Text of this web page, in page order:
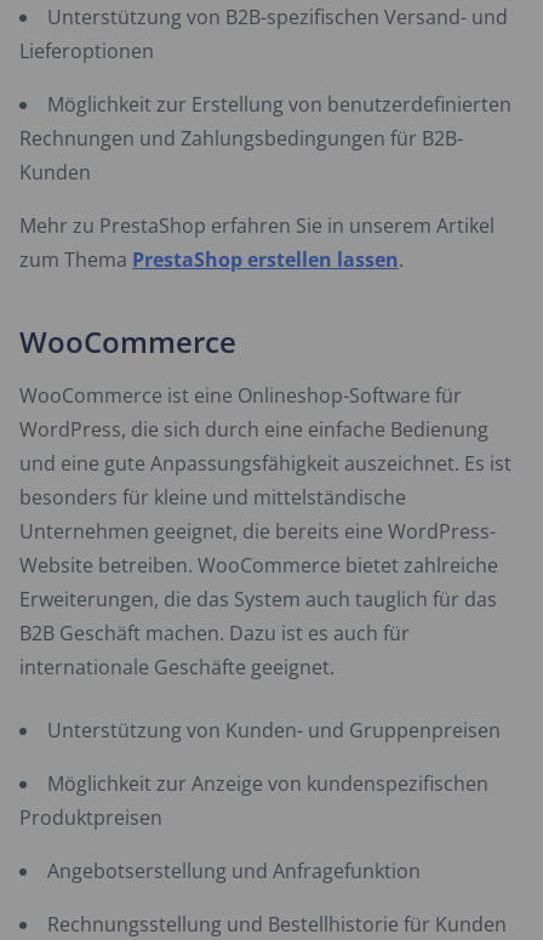
Unterstützung von B2B-spezifischen Versand- und
Lieferoptionen
Möglichkeit zur Erstellung von benutzerdefinierten
Rechnungen und Zahlungsbedingungen für B2B-
Kunden
Mehr zu PrestaShop erfahren Sie in unserem Artikel
zum Thema PrestaShop erstellen lassen.
WooCommerce
WooCommerce ist eine Onlineshop-Software für
WordPress, die sich durch eine einfache Bedienung
und eine gute Anpassungsfähigkeit auszeichnet. Es ist
besonders für kleine und mittelständische
Unternehmen geeignet, die bereits eine WordPress-
Website betreiben. WooCommerce bietet zahlreiche
Erweiterungen, die das System auch tauglich für das
B2B Geschäft machen. Dazu ist es auch für
internationale Geschäfte geeignet.
Unterstützung von Kunden- und Gruppenpreisen
Möglichkeit zur Anzeige von kundenspezifischen
Produktpreisen
Angebotserstellung und Anfragefunktion
Rechnungsstellung und Bestellhistorie für Kunden